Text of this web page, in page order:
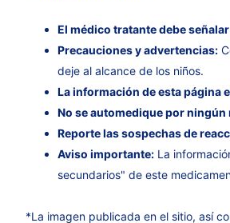
El médico tratante debe
Precauciones y advertencias:
deje al alcance de los niños.
La información de esta página
No se automedique por ningún
Reporte las sospechas de
Aviso importante: La
secundarios" de este
*La imagen publicada en el sitio, así